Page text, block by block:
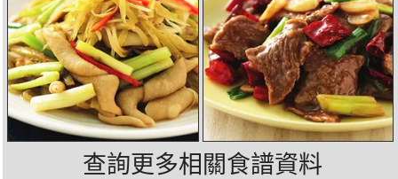
查詢更多相關食譜資料